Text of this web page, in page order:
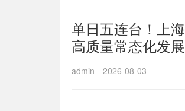
单日五连台！上
高质量常态化发展
admin 2026-08-03